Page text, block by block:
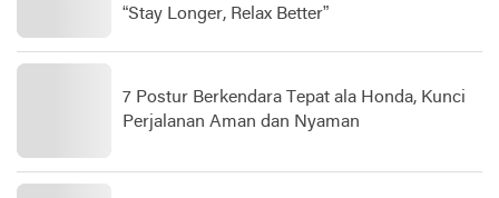
“Stay Longer, Relax Better”
7 Postur Berkendara Tepat ala Honda, Kunci
Perjalanan Aman dan Nyaman